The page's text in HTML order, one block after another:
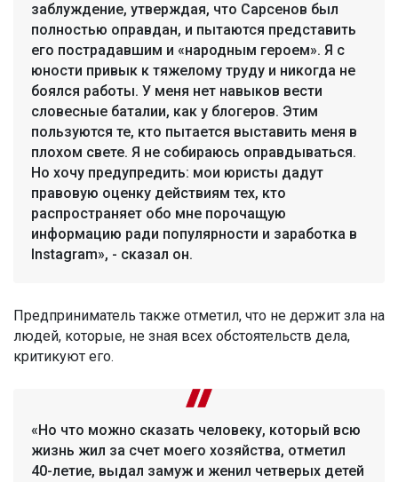
заблуждение, утверждая, что Сарсенов был
полностью оправдан, и пытаются представить
его пострадавшим и «народным героем». Я с
юности привык к тяжелому труду и никогда не
боялся работы. У меня нет навыков вести
словесные баталии, как у блогеров. Этим
пользуются те, кто пытается выставить меня в
плохом свете. Я не собираюсь оправдываться.
Но хочу предупредить: мои юристы дадут
правовую оценку действиям тех, кто
распространяет обо мне порочащую
информацию ради популярности и заработка в
Instagram», - сказал он.
Предприниматель также отметил, что не держит зла на
людей, которые, не зная всех обстоятельств дела,
критикуют его.
«Но что можно сказать человеку, который всю
жизнь жил за счет моего хозяйства, отметил
40-летие, выдал замуж и женил четверых детей